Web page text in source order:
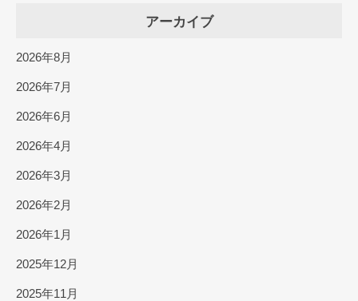
アーカイブ
2026年8月
2026年7月
2026年6月
2026年4月
2026年3月
2026年2月
2026年1月
2025年12月
2025年11月